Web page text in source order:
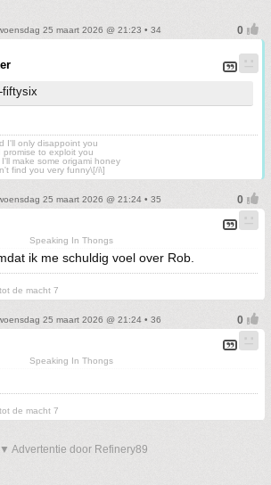
25 maart 2026 @ 21:23 • 34
fiftysix
I'll only disappoint you
promise to exploit you
make some origami honey
find you very funny\[/i\]
25 maart 2026 @ 21:24 • 35
Speaking In Thongs
ik me schuldig voel over Rob.
de macht 7
25 maart 2026 @ 21:24 • 36
Speaking In Thongs
de macht 7
▼ Advertentie door Refinery89